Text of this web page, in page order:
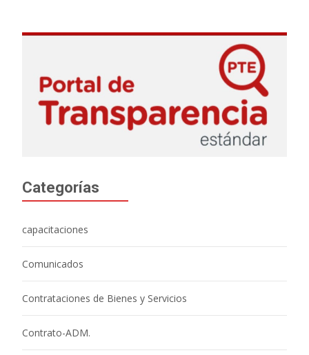
Categorías
capacitaciones
Comunicados
Contrataciones de Bienes y Servicios
Contrato-ADM.